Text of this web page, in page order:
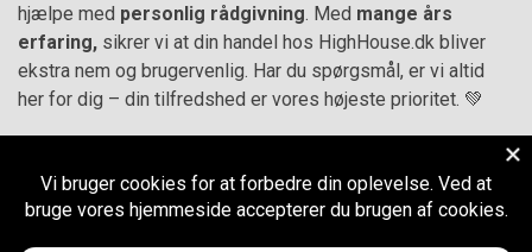
hjælpe med personlig rådgivning . Med mange års
erfaring, sikrer vi at din handel hos HighHouse.dk bliver
ekstra nem og brugervenlig. Har du spørgsmål, er vi altid
her for dig – din tilfredshed er vores højeste prioritet. 💚